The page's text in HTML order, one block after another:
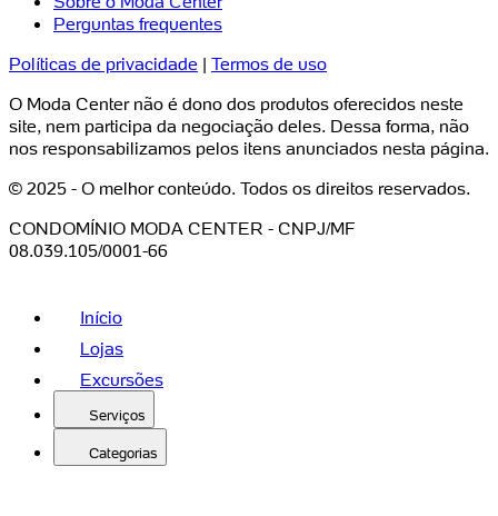
Perguntas frequentes
Políticas de privacidade | Termos de uso
O Moda Center não é dono dos produtos oferecidos neste
site, nem participa da negociação deles. Dessa forma, não
nos responsabilizamos pelos itens anunciados nesta página.
© 2025 - O melhor conteúdo. Todos os direitos reservados.
CONDOMÍNIO MODA CENTER - CNPJ/MF
08.039.105/0001-66
Início
Lojas
Excursões
Serviços
Categorias